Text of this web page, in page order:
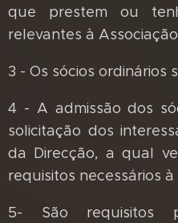
que prestem ou
relevantes à
3 - Os sócios ordinários
4 - A admissão dos
solicitação dos
da Direcção, a qual
requisitos necessários
5- São requisitos